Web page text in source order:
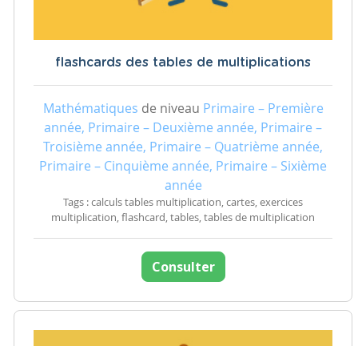
flashcards des tables de multiplications
Mathématiques de niveau Primaire – Première
année, Primaire – Deuxième année, Primaire –
Troisième année, Primaire – Quatrième année,
Primaire – Cinquième année, Primaire – Sixième
année
Tags : calculs tables multiplication, cartes, exercices
multiplication, flashcard, tables, tables de multiplication
Consulter